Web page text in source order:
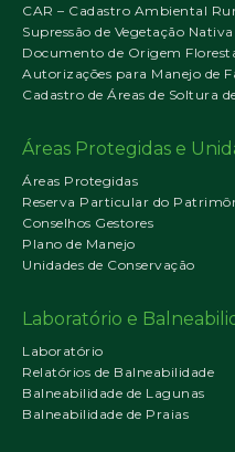
CAR – Cadastro Ambiental
Supressão de Vegetação Nativa
Documento de Origem
Autorizações para Manejo de
Cadastro de Áreas de Soltura
Áreas Protegidas e
Áreas Protegidas
Reserva Particular do
Conselhos Gestores
Plano de Manejo
Unidades de Conservação
Laboratório e
Laboratório
Relatórios de Balneabilidade
Balneabilidade de Lagunas
Balneabilidade de Praias